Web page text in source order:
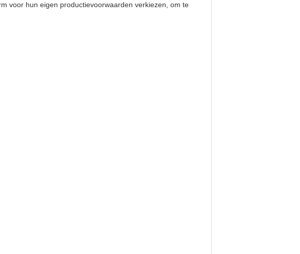
voor hun eigen productievoorwaarden verkiezen, om te